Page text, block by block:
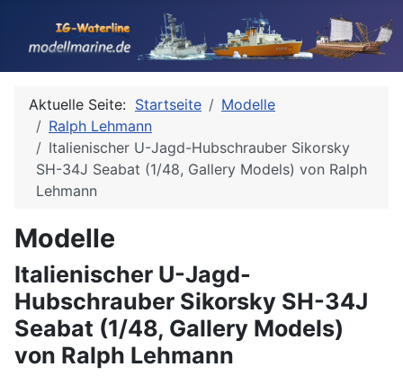
Aktuelle Seite: Startseite
Modelle
Ralph Lehmann
Italienischer U-Jagd-Hubschrauber Sikorsky
SH-34J Seabat (1/48, Gallery Models) von Ralph
Lehmann
Modelle
Italienischer U-Jagd-
Hubschrauber Sikorsky SH-34J
Seabat (1/48, Gallery Models)
von Ralph Lehmann